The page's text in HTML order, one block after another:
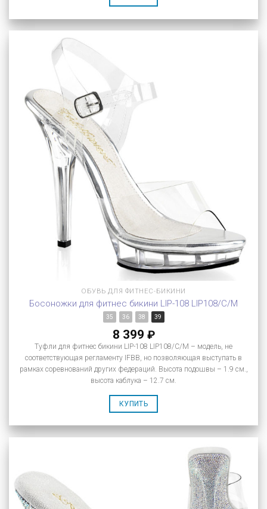
ОБУВЬ ДЛЯ ФИТНЕС-БИКИНИ
Босоножки для фитнес бикини LIP-108 LIP108/C/M
35 36 38 39
8 399 ₽
Туфли для фитнес бикини LIP-108 LIP108/C/M – модель, не
соответствующая регламенту IFBB, но позволяющая выступать в
рамках соревнований других федераций. Высота подошвы – 1.9 см.,
высота каблука – 12.7 см.
КУПИТЬ